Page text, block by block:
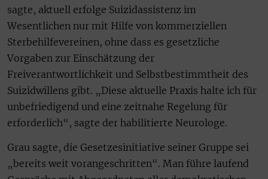
sagte, aktuell erfolge Suizidassistenz im
Wesentlichen nur mit Hilfe von kommerziellen
Sterbehilfevereinen, ohne dass es gesetzliche
Vorgaben zur Einschätzung der
Freiverantwortlichkeit und Selbstbestimmtheit des
Suizidwillens gibt. „Diese aktuelle Praxis halte ich für
unbefriedigend und eine zeitnahe Regelung für
erforderlich“, sagte der habilitierte Neurologe.
Grau sagte, die Gesetzesinitiative seiner Gruppe sei
„bereits weit vorangeschritten“. Man führe laufend